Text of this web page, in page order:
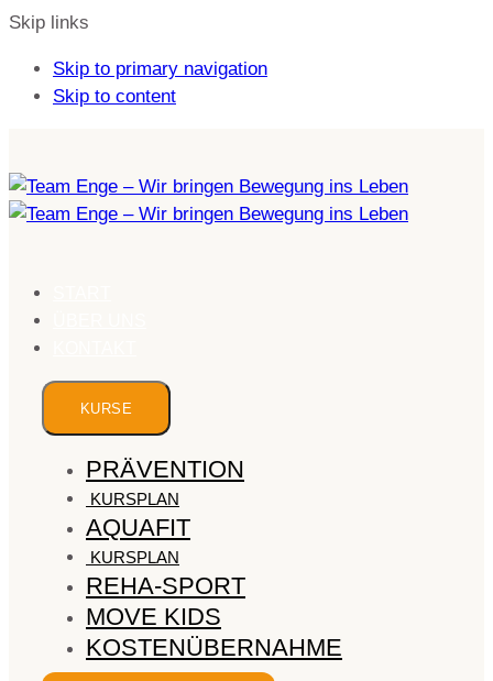
Skip links
Skip to primary navigation
Skip to content
KURSE
PRÄVENTION
KURSPLAN
AQUAFIT
KURSPLAN
REHA-SPORT
MOVE KIDS
KOSTENÜBERNAHME